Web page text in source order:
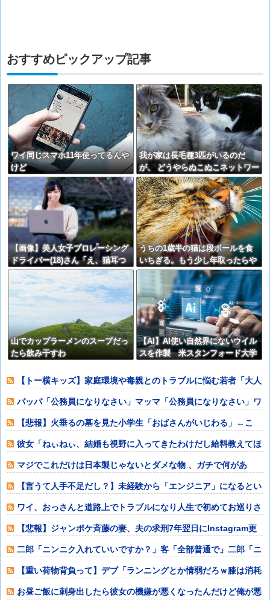
おすすめピックアップ記事
ワイ同じスマホ11年使ってるんや
けど
我が家は長毛種3匹がいるのだ
が、 どうやらぬこぬこネットワー
クで聞きつけたらしく・・・
【再】
【画像】美人女子プロレーシング
ドライバー(18)さん「え、猫耳つ
けてサインするんですか？」
⇒！！！
うちの1歳半の猫は段ボールを食
いちぎる。もう少し年取ったらや
めるかな？ → うちは・・・
【再】
山でカップラーメンのスープだっ
たら飲み干すわ
【AI】AI使い自然界にないウイル
スを作製 米スタンフォード大学
【トー横キッズ】家庭環境や毒親とのトラブルに悩む若者「大人
パッパ「公務員になりなさい」マッマ「公務員になりなさい」ワ
イ「公務員そな
【悲報】火垂るの墓を見た小学生「おばさんがいじわる」←こ
彼女「ねぃねぃ、結婚も視野に入ってきたわけだし給料教えてほ
マジでこれだけは日本製じゃないとダメな物 、ガチで何があ
る？
【言うて人手不足だし？】未経験から「エンジニア」になるとい
ワイ、おっさんと道路上でトラブルになり人生で初めてお巡りさ
んを呼ぶ
【悲報】ジャンポケ斉藤の妻、夫の求刑7年翌日にInstagram更
新「楽
二郎「ニンニク入れていいですか？」客「全部普通で」二郎「ニ
ンニク入れちゃ
【重い荷物背負って】デブ「ランニングとか情弱だろｗ膝は消耗
品だぞ？（ﾆﾁ
お昼ご飯に刺身出したら彼女の機嫌が悪くなったんだけど俺が悪